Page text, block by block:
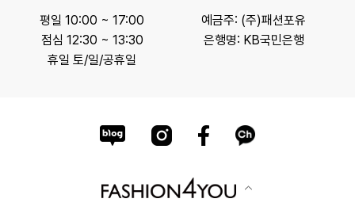
평일 10:00 ~ 17:00
점심 12:30 ~ 13:30
휴일 토/일/공휴일
예금주: (주)패션포유
은행명: KB국민은행